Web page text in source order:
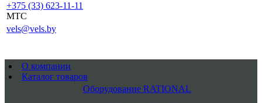
+375 (33) 623-11-11
MTC
vels@vels.by
О компании
Каталог товаров
Оборудование RATIONAL